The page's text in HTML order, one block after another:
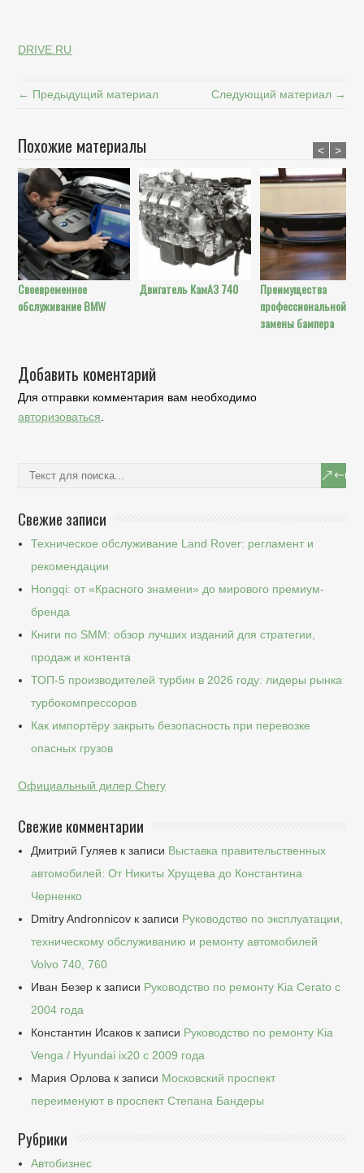
DRIVE.RU
← Предыдущий материал Следующий материал →
Похожие материалы
Своевременное
обслуживание BMW
Двигатель КамАЗ 740
Преимущества
профессиональной
замены бампера
< >
Добавить коментарий
Для отправки комментария вам необходимо
авторизоваться
Свежие записи
Техническое обслуживание Land Rover: регламент и
рекомендации
Hongqi: от «Красного знамени» до мирового премиум-
бренда
Книги по SMM: обзор лучших изданий для стратегии,
продаж и контента
ТОП-5 производителей турбин в 2026 году: лидеры рынка
турбокомпрессоров
Как импортёру закрыть безопасность при перевозке
опасных грузов
Официальный дилер Chery
Свежие комментарии
Дмитрий Гуляев к записи Выставка правительственных
автомобилей: От Никиты Хрущева до Константина
Черненко
Dmitry Andronnicov к записи Руководство по эксплуатации,
техническому обслуживанию и ремонту автомобилей
Volvo 740, 760
Иван Безер к записи Руководство по ремонту Kia Cerato c
2004 года
Константин Исаков к записи Руководство по ремонту Kia
Venga / Hyundai ix20 c 2009 года
Мария Орлова к записи Московский проспект
переименуют в проспект Степана Бандеры
Рубрики
Автобизнес